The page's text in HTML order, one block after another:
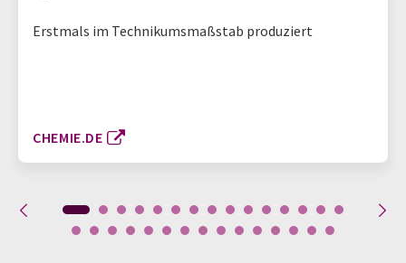
Erstmals im Technikumsmaßstab produziert
CHEMIE.DE